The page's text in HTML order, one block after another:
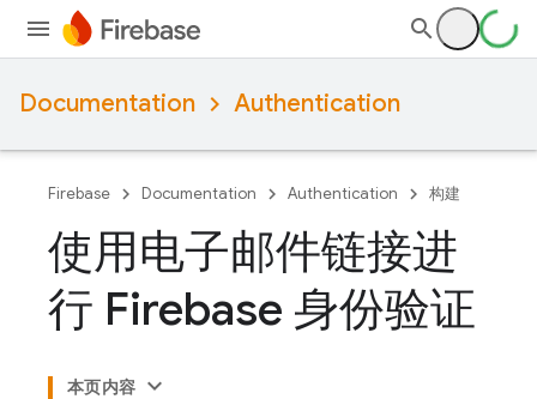
Documentation Authentication
Firebase Documentation Authentication 构建
使用电子邮件链接进
行 Firebase 身份验证
本页内容